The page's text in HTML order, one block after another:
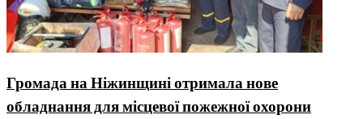
Громада на Ніжинщині отримала нове
обладнання для місцевої пожежної охорони